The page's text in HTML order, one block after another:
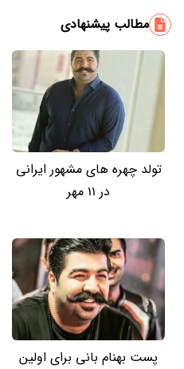
مطالب پیشنهادی
تولد چهره های مشهور ایرانی
در 11 مهر
پست بهنام بانی برای اولین